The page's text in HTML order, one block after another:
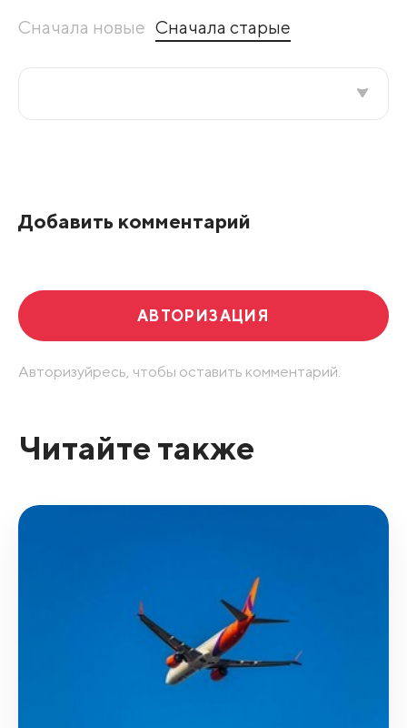
Сначала новые Сначала старые
Добавить комментарий
АВТОРИЗАЦИЯ
Авторизуйресь, чтобы оставить комментарий.
Читайте также